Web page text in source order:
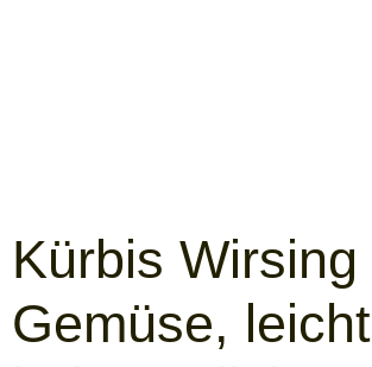
Kürbis Wirsing
Gemüse, leicht